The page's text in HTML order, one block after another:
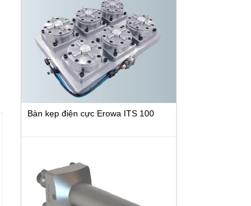
Bàn kẹp điện cực Erowa ITS 100